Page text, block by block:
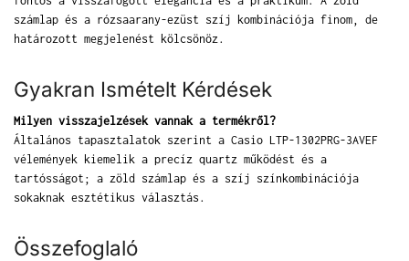
számlap és a rózsaarany-ezüst szíj kombinációja finom, de
határozott megjelenést kölcsönöz.
Gyakran Ismételt Kérdések
Milyen visszajelzések vannak a termékről?
Általános tapasztalatok szerint a Casio LTP-1302PRG-3AVEF
vélemények kiemelik a precíz quartz működést és a
tartósságot; a zöld számlap és a szíj színkombinációja
sokaknak esztétikus választás.
Összefoglaló